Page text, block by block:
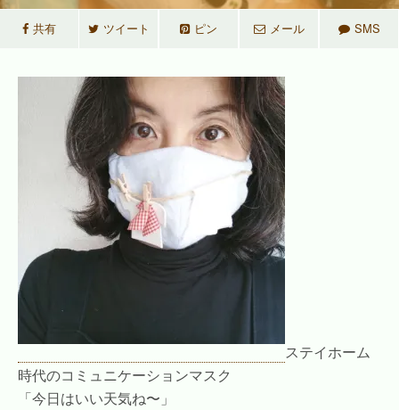
共有 ツイート ピン メール SMS
ステイホーム
時代のコミュニケーションマスク
「今日はいい天気ね〜」